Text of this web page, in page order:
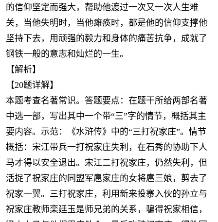
的信仰坚定而强大，帮助他渡过一次又一次人生难
关，当他失明时，当他瘫痪时，都是他的信仰支撑他
坚持下去，用顽强的毅力和身体的痛苦抗争，成就了
钢铁一般的意志和灿烂的一生。
【解析】
【20题详解】
本题考查名著常识。答题要点：在题干所给两部名著
中选一部，写出其中一个带“三”字的情节，概括其主
要内容。示范：《水浒传》中的“三打祝家庄”。情节
概括：宋江带兵一打祝家庄失利，在石秀的协助下人
马才得以安全退出。宋江二打祝家庄，仍然失利，但
活捉了祝家庄的同盟军扈家庄的女将扈三娘，剪去了
祝家一翼。三打祝家庄，利用新来投寨入伙的孙立与
祝家庄教师栾廷玉是师兄弟的关系，骗得祝家相信，